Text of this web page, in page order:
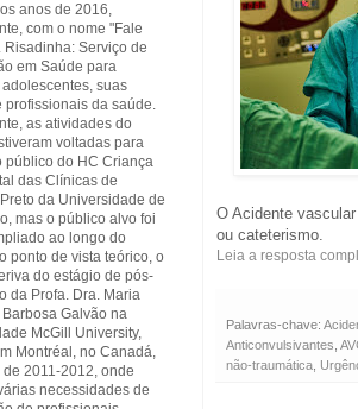
O Acidente
ou cateterismo.
Leia a resposta
Palavras-chave:
Anticonvulsivantes ,
não-traumática
anos de 2016,
com o nome "Fale
Risadinha: Serviço de
em Saúde para
suas
profissionais da saúde.
as atividades do
voltadas para
público do HC Criança
das Clínicas de
da Universidade de
mas o público alvo foi
ao longo do
ponto de vista teórico, o
do estágio de pós-
da Profa. Dra. Maria
Galvão na
McGill University,
Montréal, no Canadá,
de 2011-2012, onde
necessidades de